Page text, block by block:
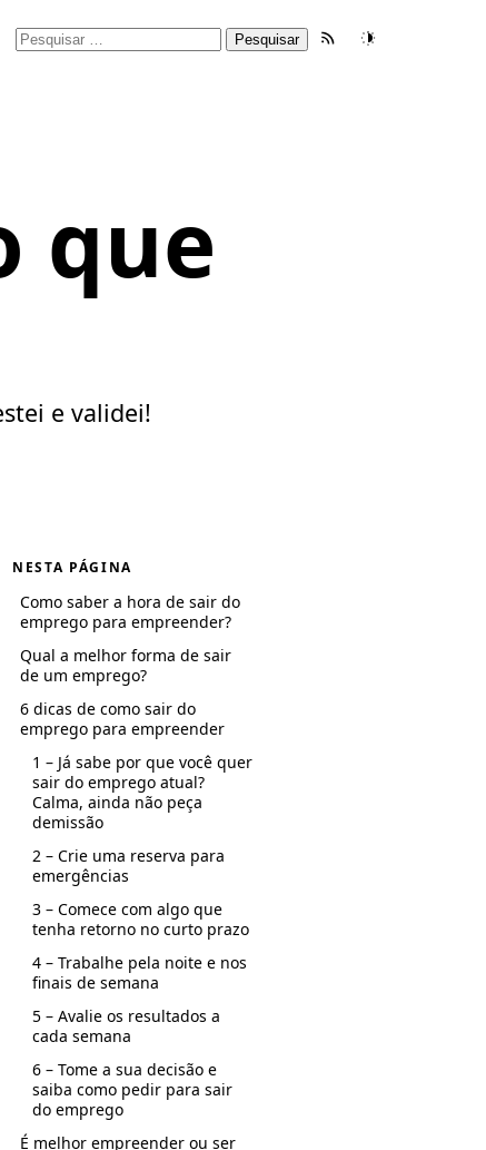
Pesquisar
Feed RSSTema
que
e validei!
NESTA PÁGINA
Como saber a hora de sair do
emprego para empreender?
Qual a melhor forma de sair
de um emprego?
6 dicas de como sair do
emprego para empreender
1 – Já sabe por que você quer
sair do emprego atual?
Calma, ainda não peça
demissão
2 – Crie uma reserva para
emergências
3 – Comece com algo que
tenha retorno no curto prazo
4 – Trabalhe pela noite e nos
finais de semana
5 – Avalie os resultados a
cada semana
6 – Tome a sua decisão e
saiba como pedir para sair
do emprego
É melhor empreender ou ser